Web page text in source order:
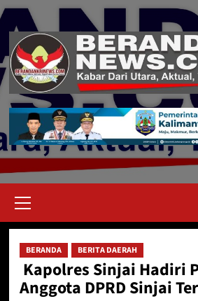
Skip
content
Menu
BERANDA BERITA DAERAH
Kapolres Sinjai Hadiri
Anggota DPRD Sinjai